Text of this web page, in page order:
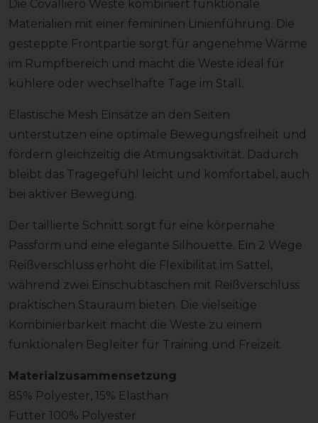
Die Covalliero Weste kombiniert funktionale
Materialien mit einer femininen Linienführung. Die
gesteppte Frontpartie sorgt für angenehme Wärme
im Rumpfbereich und macht die Weste ideal für
kühlere oder wechselhafte Tage im Stall.
Elastische Mesh Einsätze an den Seiten
unterstützen eine optimale Bewegungsfreiheit und
fördern gleichzeitig die Atmungsaktivität. Dadurch
bleibt das Tragegefühl leicht und komfortabel, auch
bei aktiver Bewegung.
Der taillierte Schnitt sorgt für eine körpernahe
Passform und eine elegante Silhouette. Ein 2 Wege
Reißverschluss erhöht die Flexibilität im Sattel,
während zwei Einschubtaschen mit Reißverschluss
praktischen Stauraum bieten. Die vielseitige
Kombinierbarkeit macht die Weste zu einem
funktionalen Begleiter für Training und Freizeit.
Materialzusammensetzung
85% Polyester, 15% Elasthan
Futter 100% Polyester